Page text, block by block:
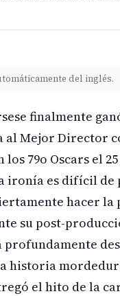
del inglés.
finalmente
al Mejor Director
los 79o Oscars el
ironía es difícil de
hacer la
su post-
historia
el hito de la